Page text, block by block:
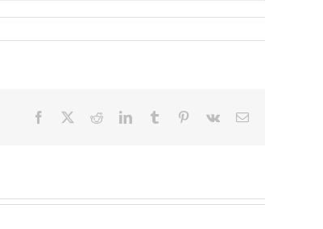
Facebook RedditLinkedInTumblr Pinterest
Vk
Correo